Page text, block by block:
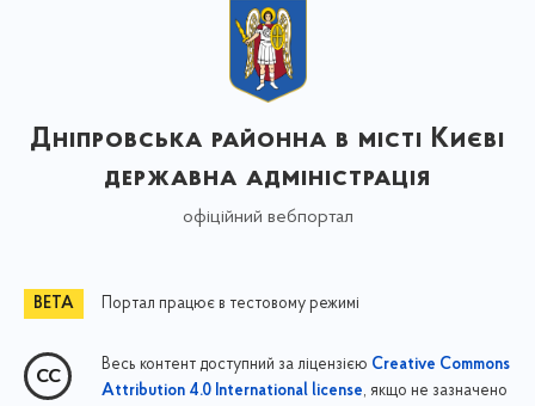
Дніпровська районна в місті Києві
державна адміністрація
офіційний вебпортал
Портал працює в тестовому режимі
Весь контент доступний за ліцензією Creative Commons
Attribution 4.0 International license, якщо не зазначено